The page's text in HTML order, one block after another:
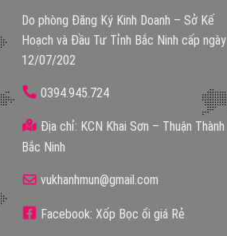
Do phòng Đăng Ký Kinh Doanh – Sở Kế
Hoạch và Đầu Tư Tỉnh Bắc Ninh cấp ngày
12/07/202
0394.945.724
Địa chỉ: KCN Khai Sơn – Thuận Thành
Bắc Ninh
vukhanhmun@gmail.com
Facebook: Xốp Bọc ổi giá Rẻ